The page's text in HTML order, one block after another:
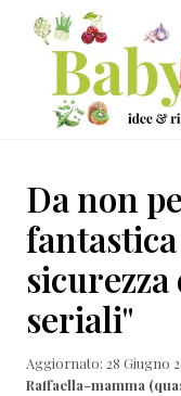
Menu
Passa
contenuto
principale
Passa
laterale
primaria
Passa
ricette
per
famiglie
(quasi)
green
Da non
seriali"
Aggiornato: 28 Giugno
Raffaella-mamma